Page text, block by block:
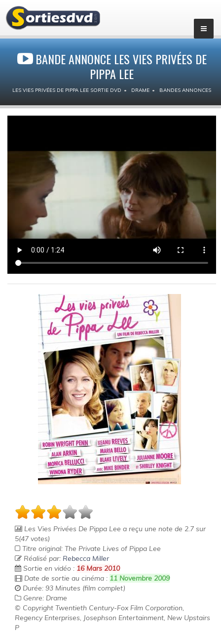
BANDE ANNONCE LES VIES PRIVÉES DE
PIPPA LEE
LES VIES PRIVÉES DE PIPPA LEE SORTIE DVD DRAME BANDES ANNONCES
Les Vies Privées De Pippa Lee a reçu une note de 2.7 sur
5(47 votes)
Titre original: The Private Lives of Pippa Lee
Réalisé par: Rebecca Miller
Sortie en vidéo : 16 Mars 2010
Date de sortie au cinéma : 11 Novembre 2009
Durée: 93 Minutes (film complet)
Genre: Drame
© Copyright Twentieth Century-Fox Film Corporation,
Regency Enterprises, Josephson Entertainment, New Upstairs
P